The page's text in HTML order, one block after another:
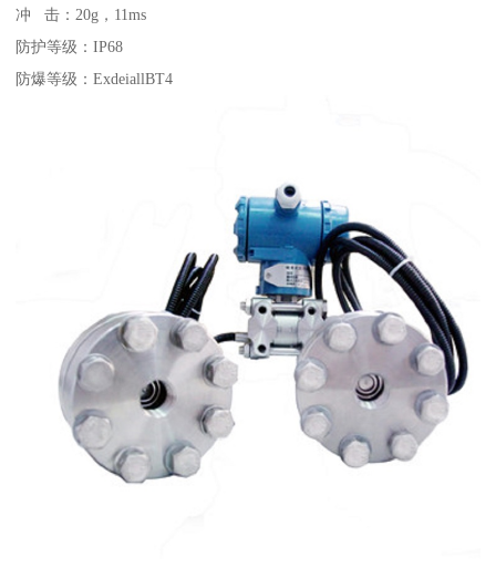
冲 击：20g，11ms
防护等级：IP68
防爆等级：ExdeiallBT4